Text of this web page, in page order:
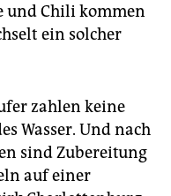
und Chili kommen
ein solcher
zahlen keine
Wasser. Und nach
sind Zubereitung
auf einer